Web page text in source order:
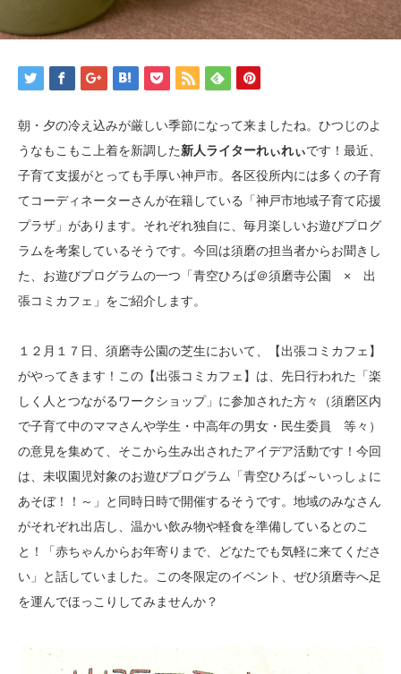
朝・夕の冷え込みが厳しい季節になって来ましたね。ひつじのよ
うなもこもこ上着を新調した新人ライターれぃれぃです！最近、
子育て支援がとっても手厚い神戸市。各区役所内には多くの子育
てコーディネーターさんが在籍している「神戸市地域子育て応援
プラザ」があります。それぞれ独自に、毎月楽しいお遊びプログ
ラムを考案しているそうです。今回は須磨の担当者からお聞きし
た、お遊びプログラムの一つ「青空ひろば＠須磨寺公園 × 出
張コミカフェ」をご紹介します。
１２月１７日、須磨寺公園の芝生において、【出張コミカフェ】
がやってきます！この【出張コミカフェ】は、先日行われた「楽
しく人とつながるワークショップ」に参加された方々（須磨区内
で子育て中のママさんや学生・中高年の男女・民生委員 等々）
の意見を集めて、そこから生み出されたアイデア活動です！今回
は、未収園児対象のお遊びプログラム「青空ひろば～いっしょに
あそぼ！！～」と同時日時で開催するそうです。地域のみなさん
がそれぞれ出店し、温かい飲み物や軽食を準備しているとのこ
と！「赤ちゃんからお年寄りまで、どなたでも気軽に来てくださ
い」と話していました。この冬限定のイベント、ぜひ須磨寺へ足
を運んでほっこりしてみませんか？